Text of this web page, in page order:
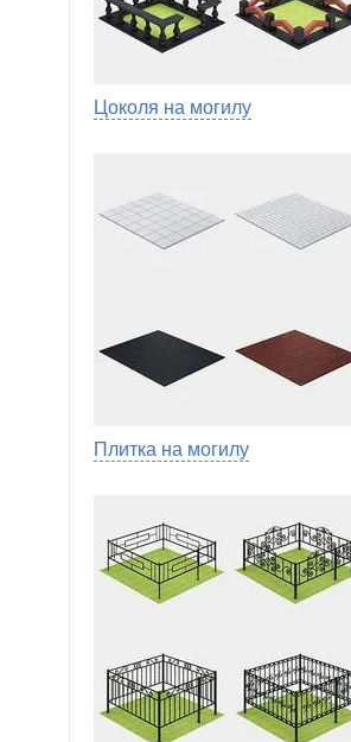
Цоколя на могилу
Плитка на могилу